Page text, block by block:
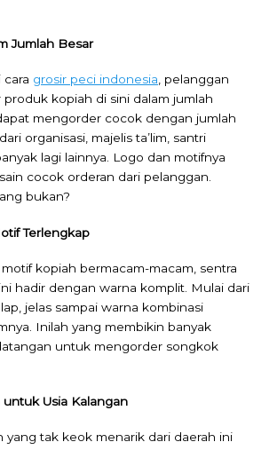
Jumlah Besar
cara grosir peci indonesia, pelanggan
kopiah di sini dalam jumlah
mengorder cocok dengan jumlah
organisasi, majelis ta’lim, santri
lagi lainnya. Logo dan motifnya
cocok orderan dari pelanggan.
bukan?
Terlengkap
kopiah bermacam-macam, sentra
hadir dengan warna komplit. Mulai dari
jelas sampai warna kombinasi
Inilah yang membikin banyak
untuk mengorder songkok
untuk Usia Kalangan
yang tak keok menarik dari daerah ini